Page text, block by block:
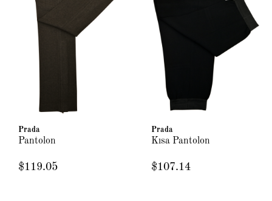
Prada
Pantolon
$119.05
Prada
Kısa Pantolon
$107.14